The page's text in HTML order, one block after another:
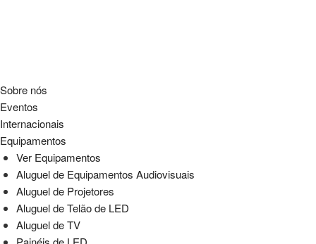
Sobre nós
Eventos
Internacionais
Equipamentos
Ver Equipamentos
Aluguel de Equipamentos Audiovisuais
Aluguel de Projetores
Aluguel de Telão de LED
Aluguel de TV